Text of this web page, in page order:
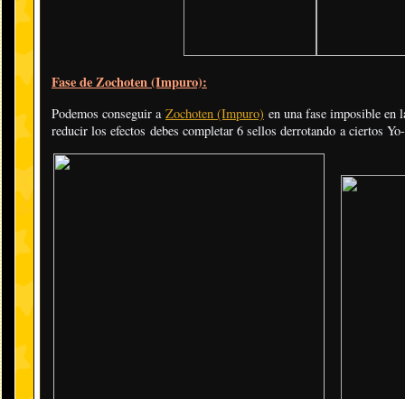
Fase de Zochoten (Impuro):
Podemos conseguir a Zochoten (Impuro) en una fase imposible en
reducir los efectos debes completar 6 sellos derrotando a ciertos